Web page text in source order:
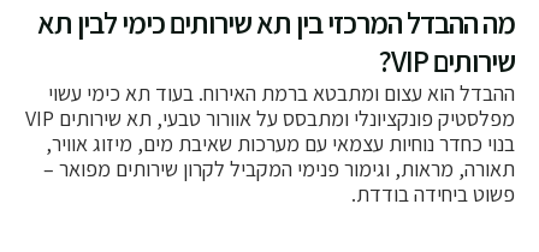
מה ההבדל המרכזי בין תא שירותים כימי לבין תא
שירותים VIP?
ההבדל הוא עצום ומתבטא ברמת האירוח. בעוד תא כימי עשוי
מפלסטיק פונקציונלי ומתבסס על אוורור טבעי, תא שירותים VIP
בנוי כחדר נוחיות עצמאי עם מערכות שאיבת מים, מיזוג אוויר,
תאורה, מראות, וגימור פנימי המקביל לקרון שירותים מפואר –
פשוט ביחידה בודדת.